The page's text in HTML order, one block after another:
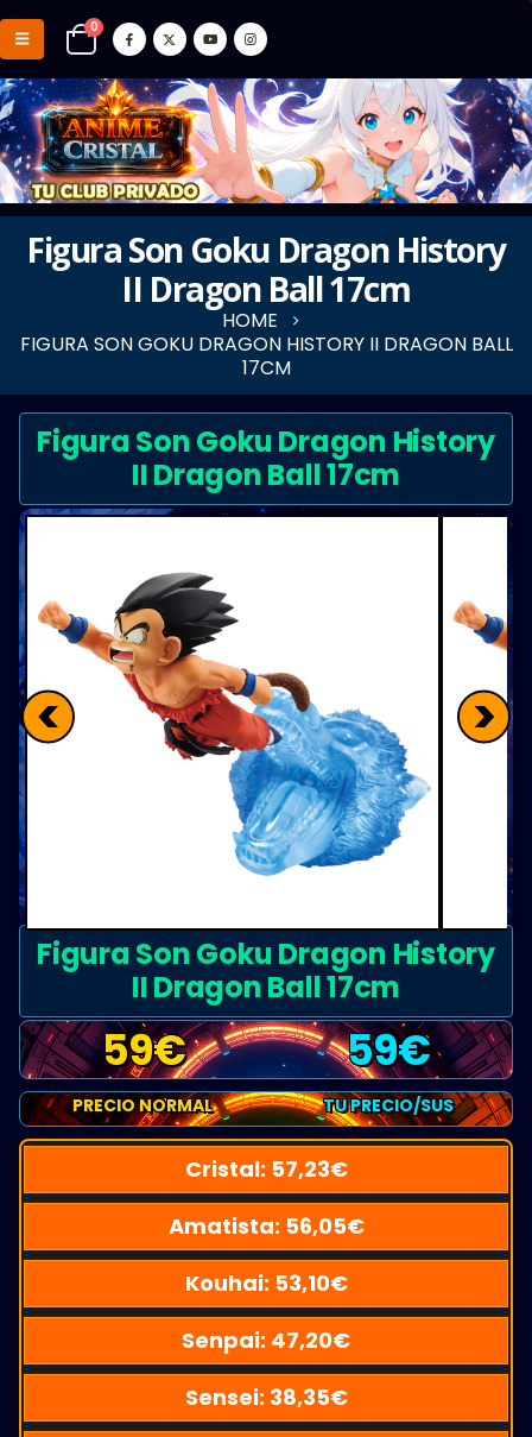
0
Figura Son Goku Dragon History
II Dragon Ball 17cm
HOME
FIGURA SON GOKU DRAGON HISTORY II DRAGON BALL
17CM
Figura Son Goku Dragon History
II Dragon Ball 17cm
< >
Figura Son Goku Dragon History
II Dragon Ball 17cm
59€ 59€
PRECIO NORMAL TU PRECIO/SUS
Cristal: 57,23€
Amatista: 56,05€
Kouhai: 53,10€
Senpai: 47,20€
Sensei: 38,35€